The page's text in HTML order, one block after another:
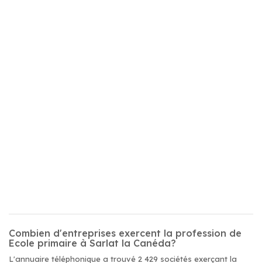
Combien d'entreprises exercent la profession de
Ecole primaire à Sarlat la Canéda?
L'annuaire téléphonique a trouvé 2 429 sociétés exerçant la